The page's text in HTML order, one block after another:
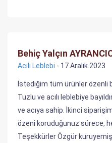
Behiç Yalçın
Acılı Leblebi - 17.Aralık.2023
İstediğim tüm ürünler özenli
Tuzlu ve acılı leblebiye
ve acıya sahip. İkinci
özeni koruduğunuz sürece,
Teşekkürler Özgür kuruyemiş.